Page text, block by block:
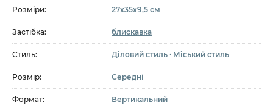
Розміри: 27х35х9,5 см
Застібка: блискавка
Стиль: Діловий стиль· Міський стиль
Розмір: Середні
Формат: Вертикальний